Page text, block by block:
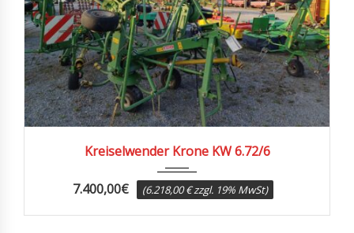
Kreiselwender Krone KW 6.72/6
7.400,00€ (6.218,00 € zzgl. 19% MwSt)